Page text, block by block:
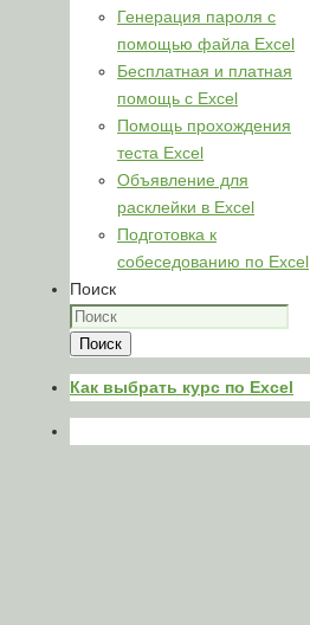
Генерация пароля с
помощью файла Excel
Бесплатная и платная
помощь с Excel
Помощь прохождения
теста Excel
Объявление для
расклейки в Excel
Подготовка к
собеседованию по Excel
Поиск
Поиск
Как выбрать курс по Excel